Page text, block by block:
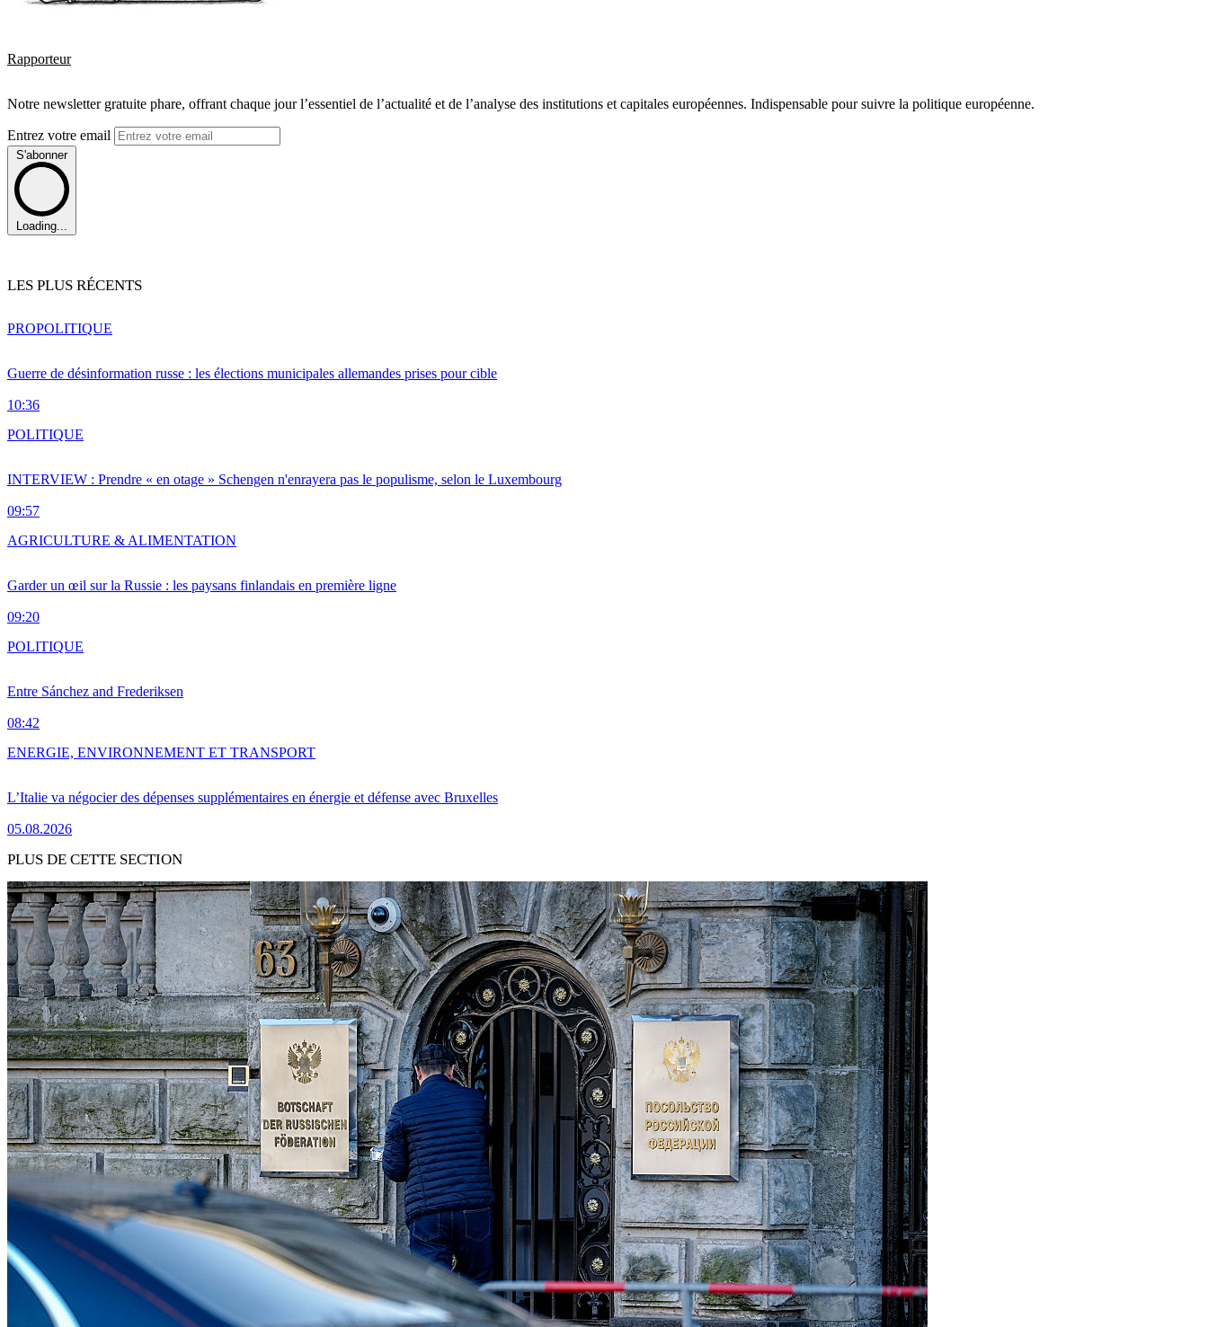
Rapporteur
Notre newsletter gratuite phare, offrant chaque jour l’essentiel de l’actualité et de l’analyse des institutions et capitales européennes. Indispensable pour suivre la politique européenne.
Entrez votre email
S'abonner
Loading...
LES PLUS RÉCENTS
Guerre de désinformation russe : les élections municipales allemandes prises pour cible
10:36
PROPOLITIQUE
INTERVIEW : Prendre « en otage » Schengen n'enrayera pas le populisme, selon le Luxembourg
09:57
POLITIQUE
Garder un œil sur la Russie : les paysans finlandais en première ligne
09:20
AGRICULTURE & ALIMENTATION
Entre Sánchez and Frederiksen
08:42
POLITIQUE
L’Italie va négocier des dépenses supplémentaires en énergie et défense avec Bruxelles
05.08.2026
ENERGIE, ENVIRONNEMENT ET TRANSPORT
PLUS DE CETTE SECTION